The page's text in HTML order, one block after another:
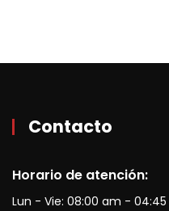
Contacto
Horario de atención:
Lun - Vie: 08:00 am -